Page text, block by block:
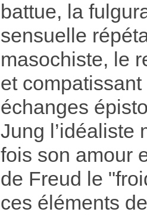
battue, la
sensuelle
masochiste, le
et
échanges
Jung l’idéaliste
fois son amour
de Freud le
ces éléments